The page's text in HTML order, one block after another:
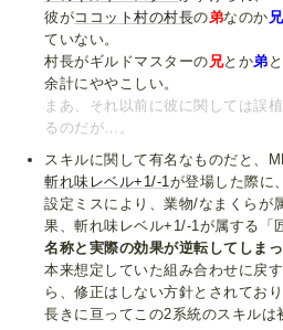
彼がココット村の村長の弟なのか 兄
ていない。
村長がギルドマスターの 兄とか弟
余計にややこしい。
まあ、それ以前に彼に関しては誤
るのだが…。
スキルに関して有名なものだと、
斬れ味レベル+1/-1 が登場した際に、
設定ミスにより、業物/なまくらが
果、斬れ味レベル+1/-1が属する「
名称と実際の効果が逆転してしま
本来想定していた組み合わせに戻
ら、修正はしない方針とされており
長きに亘ってこの2系統のスキルは